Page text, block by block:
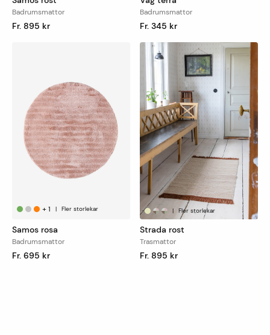
Finns mattan på lager skickar vi den oftast
nästkommande vardag, detta gäller vid leverans till
utlämningsställe/hemleverans. Vid hemleverans skickar
DHL avisering via sms med förslag på leveranstid som
antingen godkänns eller bokas om till en ny tid som
passar.
Mått- och specialtillverkade varor skickas från oss inom
en vecka.
För uthämtning i butik är leveranstiden 1-7 dagar.
Badrumsmattor
Fr. 895 kr
Badrumsmattor
Fr. 345 kr
+1 | Fler storlekar
Samos rosa
Badrumsmattor
Fr. 695 kr
| Fler storlekar
Strada rost
Trasmattor
Fr. 895 kr